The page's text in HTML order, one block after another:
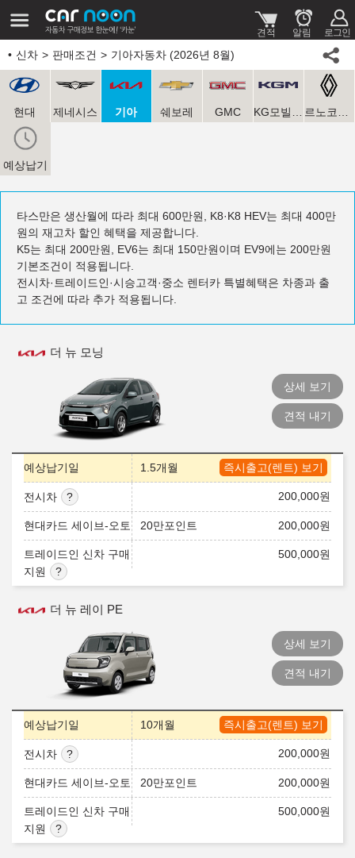
신차 판매조건 기아자동차 (2026년 8월)
현대 제네시스 기아 쉐보레 GMC
예상납기
타스만은 생산월에 따라 최대 600만원, K8·K8 HEV는 최대 400만
원의 재고차 할인 혜택을 제공합니다.
K5는 최대 200만원, EV6는 최대 150만원이며 EV9에는 200만원
기본조건이 적용됩니다.
전시차·트레이드인·시승고객·중소 렌터카 특별혜택은 차종과 출
고 조건에 따라 추가 적용됩니다.
더 뉴 모닝
상세 보기
견적 내기
즉시출고(렌트) 보기
예상납기일 1.5개월
전시차 200,000원
현대카드 세이브-오토 20만포인트 200,000원
트레이드인 신차 구매
지원
500,000원
더 뉴 레이 PE
상세 보기
견적 내기
즉시출고(렌트) 보기
예상납기일 10개월
전시차 200,000원
현대카드 세이브-오토 20만포인트 200,000원
트레이드인 신차 구매
지원
500,000원